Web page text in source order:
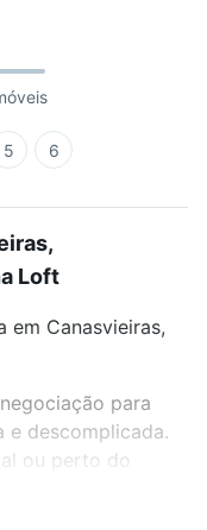
5 6
Loft
em Canasvieiras,
para
e descomplicada.
ou perto do
Canasvieiras,